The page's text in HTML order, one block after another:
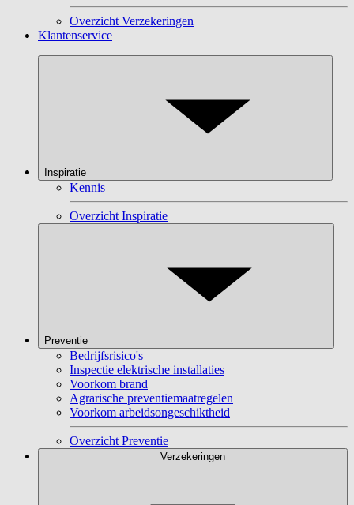
Overzicht Verzekeringen
Klantenservice
Inspiratie
Kennis
Overzicht Inspiratie
Preventie
Bedrijfsrisico's
Inspectie elektrische installaties
Voorkom brand
Agrarische preventiemaatregelen
Voorkom arbeidsongeschiktheid
Overzicht Preventie
Verzekeringen